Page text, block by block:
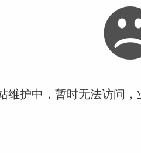
维护中，暂时无法访问